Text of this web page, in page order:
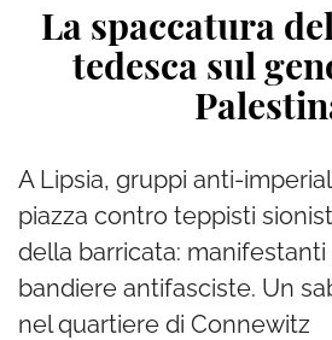
La spaccatura
tedesca sul
A Lipsia, gruppi anti-
piazza contro teppisti
della barricata:
bandiere antifasciste. Un
nel quartiere di Connewitz